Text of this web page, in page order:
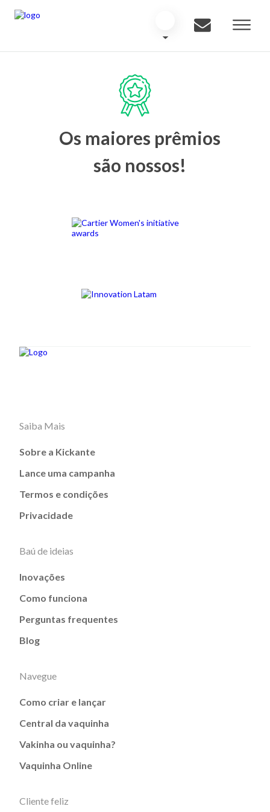
Os maiores prêmios
são nossos!
Saiba Mais
Sobre a Kickante
Lance uma campanha
Termos e condições
Privacidade
Baú de ideias
Inovações
Como funciona
Perguntas frequentes
Blog
Navegue
Como criar e lançar
Central da vaquinha
Vakinha ou vaquinha?
Vaquinha Online
Cliente feliz